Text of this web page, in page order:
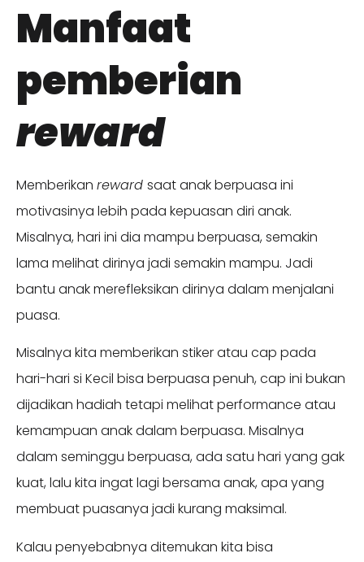
Manfaat
pemberian
reward
Memberikan reward saat anak berpuasa ini
motivasinya lebih pada kepuasan diri anak.
Misalnya, hari ini dia mampu berpuasa, semakin
lama melihat dirinya jadi semakin mampu. Jadi
bantu anak merefleksikan dirinya dalam menjalani
puasa.
Misalnya kita memberikan stiker atau cap pada
hari-hari si Kecil bisa berpuasa penuh, cap ini bukan
dijadikan hadiah tetapi melihat performance atau
kemampuan anak dalam berpuasa. Misalnya
dalam seminggu berpuasa, ada satu hari yang gak
kuat, lalu kita ingat lagi bersama anak, apa yang
membuat puasanya jadi kurang maksimal.
Kalau penyebabnya ditemukan kita bisa